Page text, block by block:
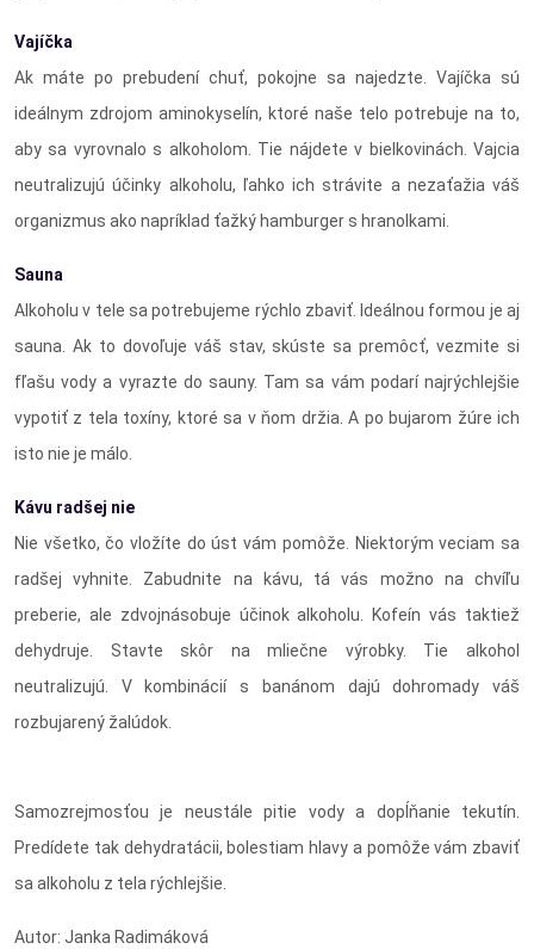
Vajíčka
Ak máte po prebudení chuť, pokojne sa najedzte. Vajíčka sú
ideálnym zdrojom aminokyselín, ktoré naše telo potrebuje na to,
aby sa vyrovnalo s alkoholom. Tie nájdete v bielkovinách. Vajcia
neutralizujú účinky alkoholu, ľahko ich strávite a nezaťažia váš
organizmus ako napríklad ťažký hamburger s hranolkami.
Sauna
Alkoholu v tele sa potrebujeme rýchlo zbaviť. Ideálnou formou je aj
sauna. Ak to dovoľuje váš stav, skúste sa premôcť, vezmite si
fľašu vody a vyrazte do sauny. Tam sa vám podarí najrýchlejšie
vypotiť z tela toxíny, ktoré sa v ňom držia. A po bujarom žúre ich
isto nie je málo.
Kávu radšej nie
Nie všetko, čo vložíte do úst vám pomôže. Niektorým veciam sa
radšej vyhnite. Zabudnite na kávu, tá vás možno na chvíľu
preberie, ale zdvojnásobuje účinok alkoholu. Kofeín vás taktiež
dehydruje. Stavte skôr na mliečne výrobky. Tie alkohol
neutralizujú. V kombinácií s banánom dajú dohromady váš
rozbujarený žalúdok.
Samozrejmosťou je neustále pitie vody a dopĺňanie tekutín.
Predídete tak dehydratácii, bolestiam hlavy a pomôže vám zbaviť
sa alkoholu z tela rýchlejšie.
Autor: Janka Radimáková